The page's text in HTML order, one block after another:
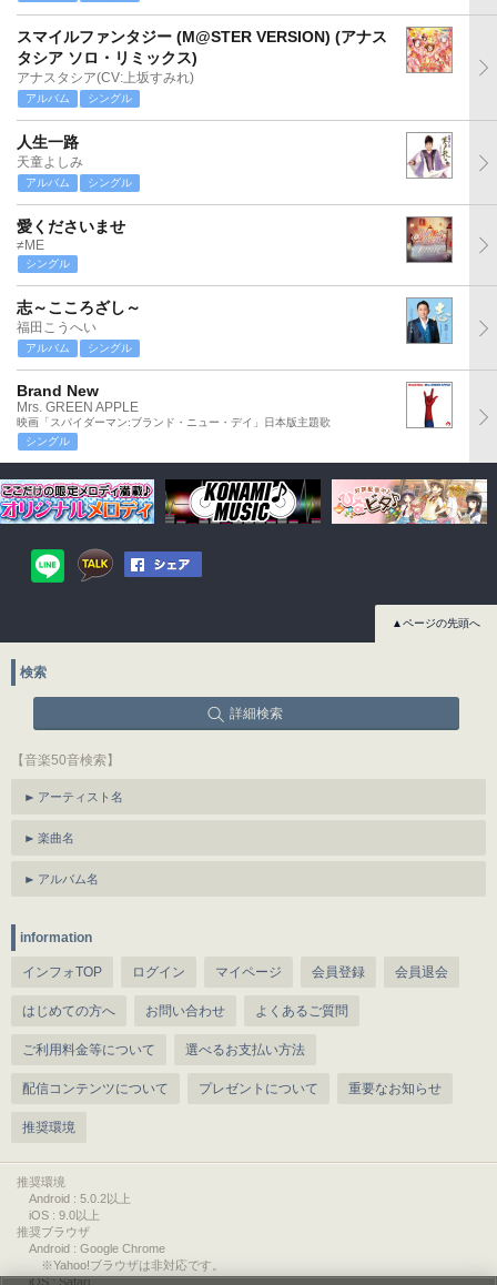
スマイルファンタジー (M@STER VERSION) (アナス
タシア ソロ・リミックス)
アナスタシア(CV:上坂すみれ)
アルバム シングル
人生一路
天童よしみ
アルバム シングル
愛くださいませ
≠ME
シングル
志～こころざし～
福田こうへい
アルバム シングル
Brand New
Mrs. GREEN APPLE
映画「スパイダーマン:ブランド・ニュー・デイ」日本版主題歌
シングル
▲ページの先頭へ
検索
詳細検索
【音楽50音検索】
アーティスト名
楽曲名
アルバム名
information
インフォTOP ログイン マイページ 会員登録 会員退会
はじめての方へ お問い合わせ よくあるご質問
ご利用料金等について 選べるお支払い方法
配信コンテンツについて プレゼントについて 重要なお知らせ
推奨環境
推奨環境
Android : 5.0.2以上
iOS : 9.0以上
推奨ブラウザ
Android : Google Chrome
※Yahoo!ブラウザは非対応です。
iOS : Safari